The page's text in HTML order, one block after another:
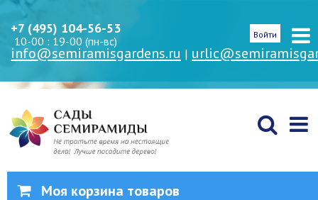
+7 (495) 104-56-53
10-00 : 19-00 (пн-вс)
info@semiramisgardens.ru |
Войти
Моя корзина товаров